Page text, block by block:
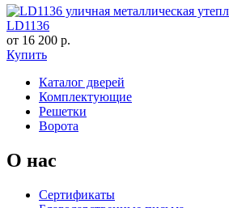
LD1136
от 16 200 р.
Купить
Каталог дверей
Комплектующие
Решетки
Ворота
О нас
Сертификаты